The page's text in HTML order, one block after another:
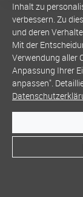
Inhalt zu
verbessern. Zu
und deren
Mit der
Verwendung aller
Anpassung Ihrer
anpassen".